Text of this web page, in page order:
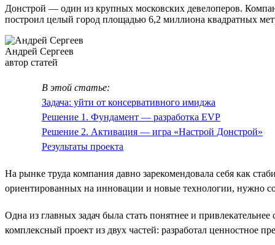
Донстрой — один из крупных московских девелоперов.
построил целый город площадью 6,2 миллиона квадратных
Андрей Сергеев
автор статей
В этой статье:
Задача: уйти от консервативного имиджа
Решение 1. Фундамент — разработка EVP
Решение 2. Активация — игра «Настрой Донстрой»
Результаты проекта
На рынке труда компания давно зарекомендовала себя как
ориентированных на инновации и новые технологии, нужно
Одна из главных задач была стать понятнее и
комплексный проект из двух частей: разработал ценностное